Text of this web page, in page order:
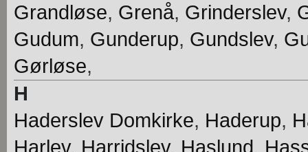
Grandløse, Grenå, Grinderslev,
Gudum, Gunderup, Gundslev,
Gørløse,
H
Haderslev Domkirke, Haderup,
Harlev, Harridslev, Haslund,